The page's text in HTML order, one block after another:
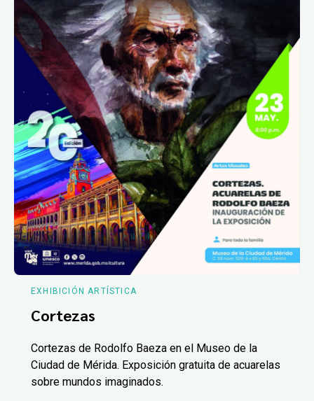
EXHIBICIÓN ARTÍSTICA
Cortezas
Cortezas de Rodolfo Baeza en el Museo de la
Ciudad de Mérida. Exposición gratuita de acuarelas
sobre mundos imaginados.